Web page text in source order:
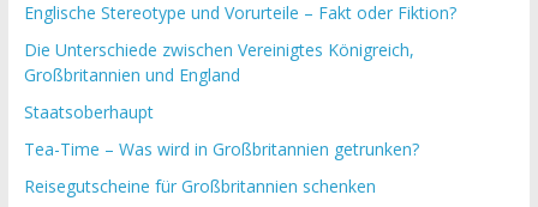
Englische Stereotype und Vorurteile – Fakt oder Fiktion?
Die Unterschiede zwischen Vereinigtes Königreich,
Großbritannien und England
Staatsoberhaupt
Tea-Time – Was wird in Großbritannien getrunken?
Reisegutscheine für Großbritannien schenken